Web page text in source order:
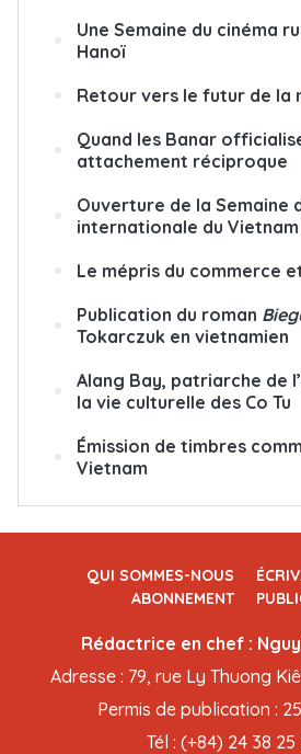
Une Semaine du cinéma
Hanoï
Retour vers le futur de la
Quand les Banar
attachement réciproque
Ouverture de la Semaine
internationale du
Le mépris du commerce
Publication du roman
Tokarczuk en vietnamien
Alang Bay, patriarche de
la vie culturelle des Co Tu
Émission de timbres
Vietnam
QUI SOMMES-NOUS
ABONNEMENT
Rédactrice en chef :
Adresse : 79, rue Ly Thuong
Permis de publication :
Tél : (+84) 24 38 25